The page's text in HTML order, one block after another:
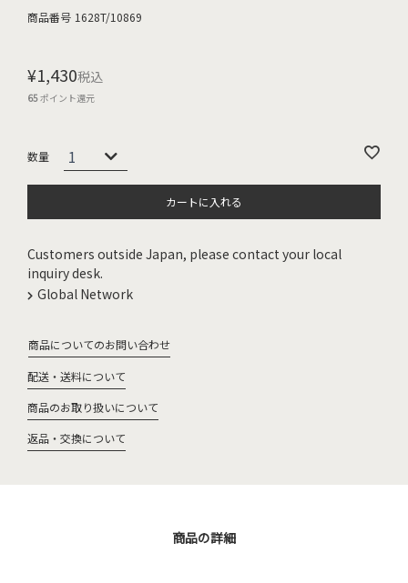
商品番号 1628T/10869
¥1,430税込
65ポイント還元
カートに入れる
Customers outside Japan, please contact your local
inquiry desk.
Global Network
商品についてのお問い合わせ
配送・送料について
商品のお取り扱いについて
返品・交換について
商品の詳細